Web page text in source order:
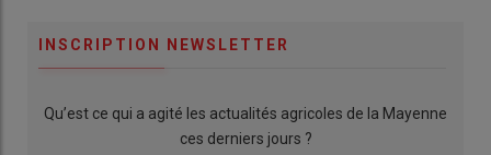
INSCRIPTION NEWSLETTER
Qu’est ce qui a agité les actualités agricoles de la Mayenne
ces derniers jours ?